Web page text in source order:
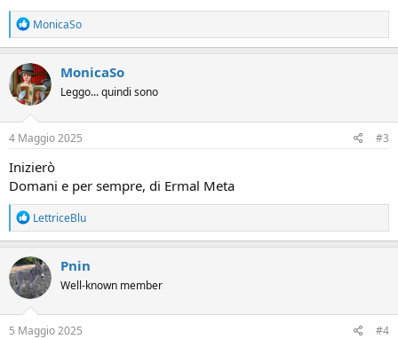
R
e
a
c
t
i
o
n
s
MonicaSo
MonicaSo
Leggo... quindi sono
4 Maggio 2025 #3
Inizierò
Domani e per sempre, di Ermal Meta
R
e
a
c
t
i
o
n
s
LettriceBlu
Pnin
Well-known member
5 Maggio 2025 #4